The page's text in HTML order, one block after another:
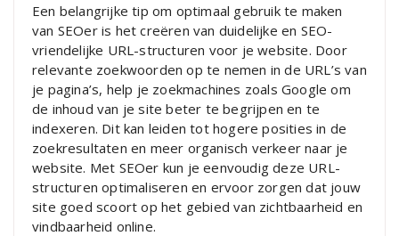
Een belangrijke tip om optimaal gebruik te maken
van SEOer is het creëren van duidelijke en SEO-
vriendelijke URL-structuren voor je website. Door
relevante zoekwoorden op te nemen in de URL’s van
je pagina’s, help je zoekmachines zoals Google om
de inhoud van je site beter te begrijpen en te
indexeren. Dit kan leiden tot hogere posities in de
zoekresultaten en meer organisch verkeer naar je
website. Met SEOer kun je eenvoudig deze URL-
structuren optimaliseren en ervoor zorgen dat jouw
site goed scoort op het gebied van zichtbaarheid en
vindbaarheid online.